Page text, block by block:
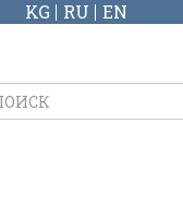
KG RU EN